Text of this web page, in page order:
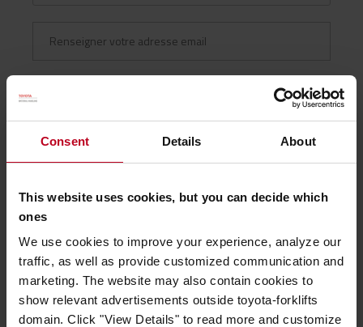
Consent Details About
This website uses cookies, but you can decide which
ones
We use cookies to improve your experience, analyze our
traffic, as well as provide customized communication and
marketing. The website may also contain cookies to
show relevant advertisements outside toyota-forklifts
domain. Click "View Details" to read more and customize
TMHFR s'engage à protéger vos données. Consultez notre
Politique
de confidentialité
afin d'en savoir plus sur nos modalités de
J'accepte de recevoir les communications de TMHFR.*
vous contacter.
Consultez notrePolitique de confidentialitéafin d'en savoir plus.